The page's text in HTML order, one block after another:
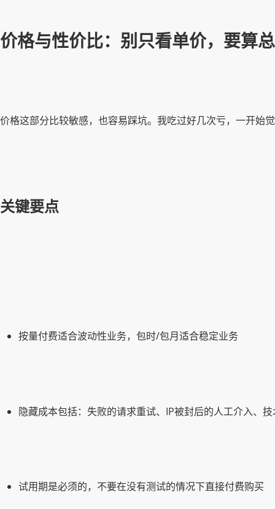
价格与性价比：别只看单价，要算
价格这部分比较敏感，也容易踩坑。我吃过好几次亏，一开始
关键要点
按量付费适合波动性业务，包时/包月适合稳定业务
隐藏成本包括：失败的请求重试、IP被封后的人工介入、
试用期是必须的，不要在没有测试的情况下直接付费购买